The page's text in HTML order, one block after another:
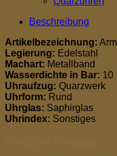
Beschreibung
Artikelbezeichnung:
Legierung: Edelstahl
Machart: Metallband
Wasserdichte in Bar: 10
Uhraufzug: Quarzwerk
Uhrform: Rund
Uhrglas: Saphirglas
Uhrindex: Sonstiges